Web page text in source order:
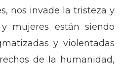
nos invade la tristeza y
mujeres están siendo
y violentadas
de la humanidad,